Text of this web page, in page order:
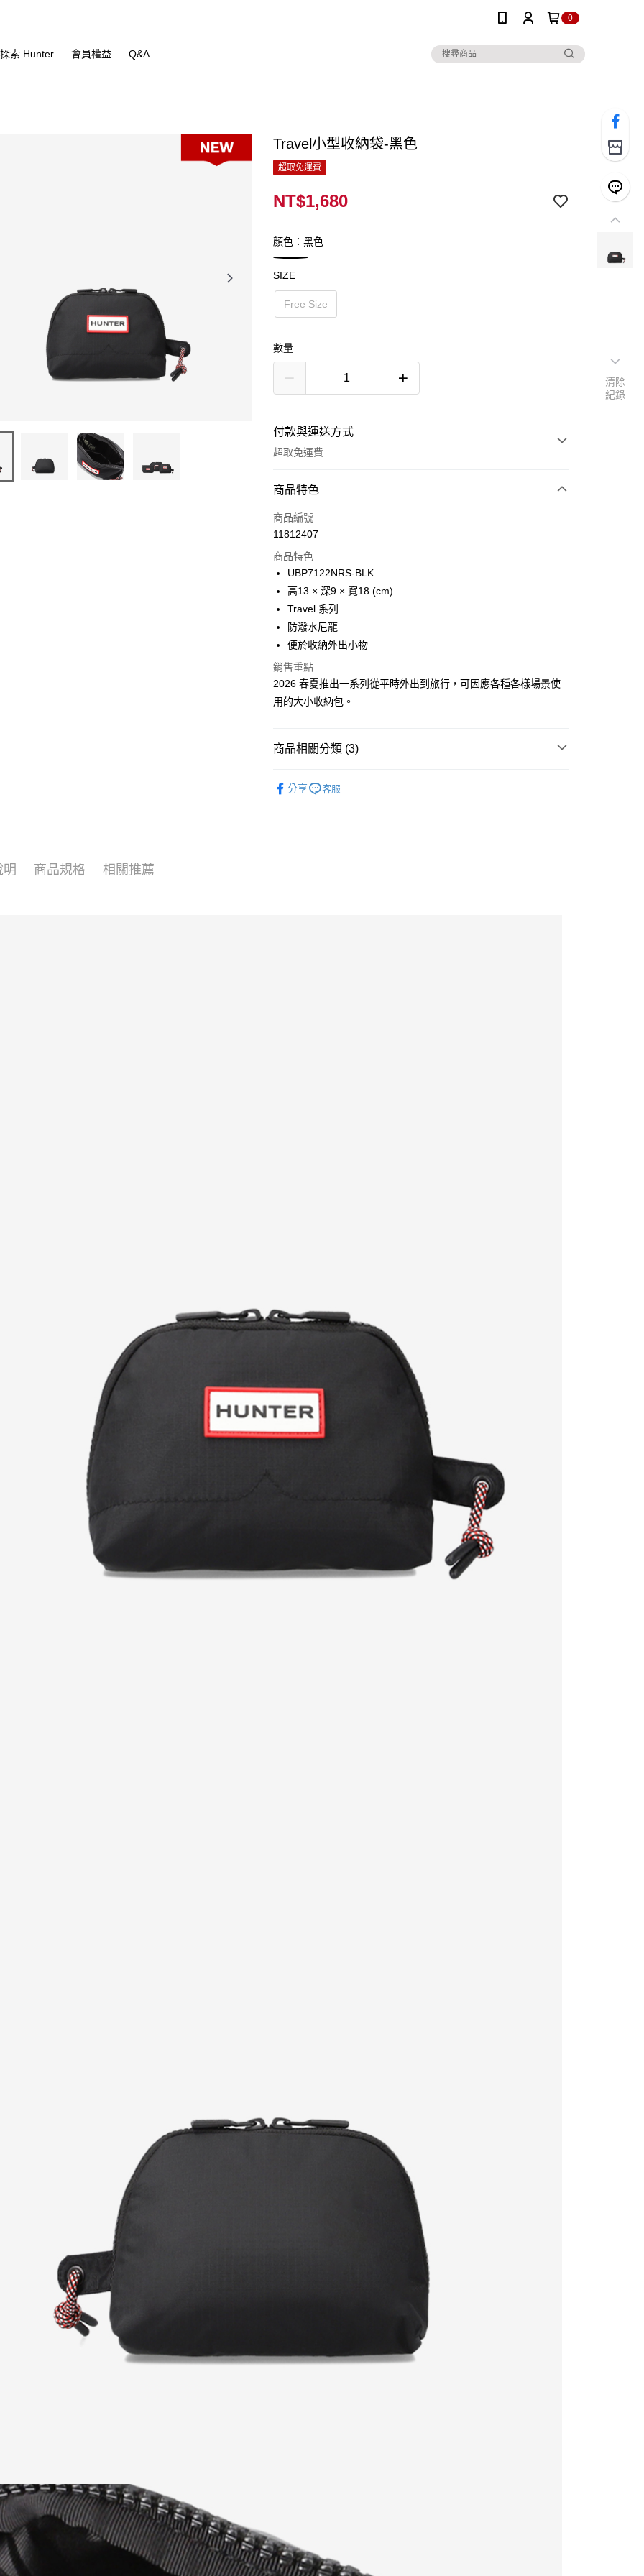
0
探索 Hunter 會員權益 Q&A
Travel小型收納袋-黑色
超取免運費
NT$1,680
顏色：黑色
SIZE
Free Size
數量
付款與運送方式
超取免運費
付款方式
信用卡一次付款
Apple Pay
Google Pay
貨到付款
運送方式
付款後全家取貨
付款後萊爾富取貨
付款後7-11取貨
商品特色
商品編號
11812407
商品特色
UBP7122NRS-BLK
高13 × 深9 × 寬18 (cm)
Travel 系列
防潑水尼龍
便於收納外出小物
銷售重點
2026 春夏推出一系列從平時外出到旅行，可因應各種各樣場景使
用的大小收納包。
商品相關分類 (3)
分享 客服
明 商品規格 相關推薦
清除
紀錄